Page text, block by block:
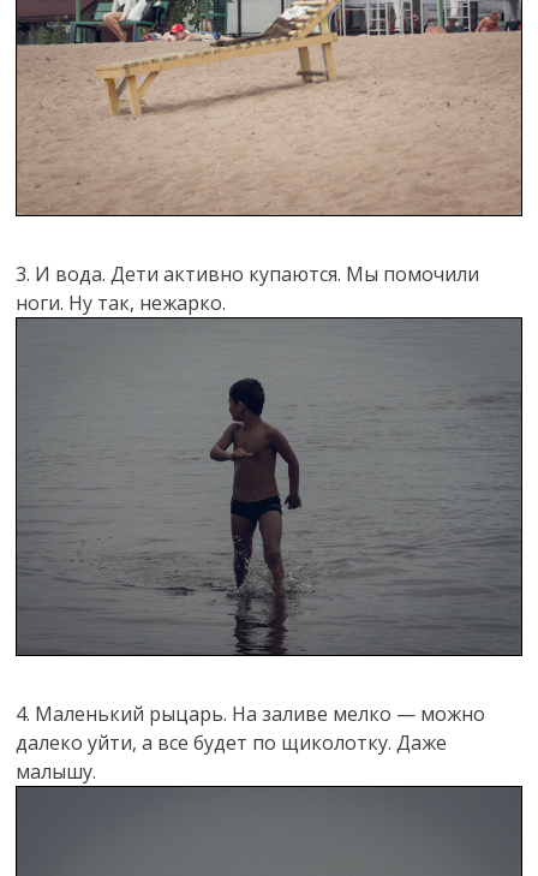
3. И вода. Дети активно купаются. Мы помочили
ноги. Ну так, нежарко.
4. Маленький рыцарь. На заливе мелко — можно
далеко уйти, а все будет по щиколотку. Даже
малышу.